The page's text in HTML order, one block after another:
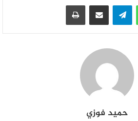
القدم إلى اتخاذ موقف حازم يضمن
ويعيد الأمور إلى نصابها.
الرسمي من الكاف، يبقى هذا الحادث
الحفاظ على الروح الحقيقية للرياضة،
توحد ولا تفرق، وتظل رسالة سلام
واتساب تيلقرام مشاركة عبر البريد طباعة
حميد فوزي